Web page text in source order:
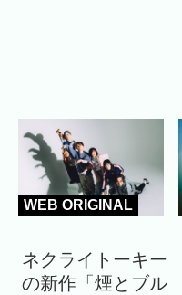
WEB ORIGINAL
ネクライトーキー
の新作「煙とブル